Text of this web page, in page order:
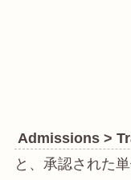
Admissions >
と、承認された